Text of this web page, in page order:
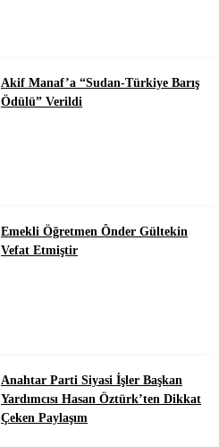
Akif Manaf’a “Sudan-Türkiye Barış
Ödülü” Verildi
Emekli Öğretmen Ônder Gültekin
Vefat Etmiştir
Anahtar Parti Siyasi İşler Başkan
Yardımcısı Hasan Öztürk’ten Dikkat
Çeken Paylaşım